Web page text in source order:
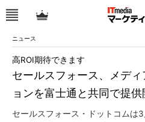
ニュース
セールスフォース、メデ
ョンを富士通と共同で提供
高ROI期待できます
セールスフォース・ドットコムは